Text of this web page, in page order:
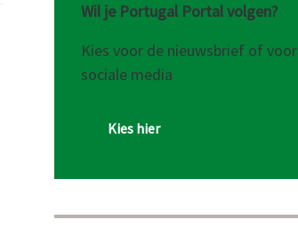
Wil je Portugal Portal volgen?
Kies voor de nieuwsbrief of voor
sociale media
Kies hier